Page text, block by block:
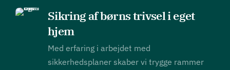
Sikring af børns trivsel i eget
hjem
Med erfaring i arbejdet med
sikkerhedsplaner skaber vi trygge rammer